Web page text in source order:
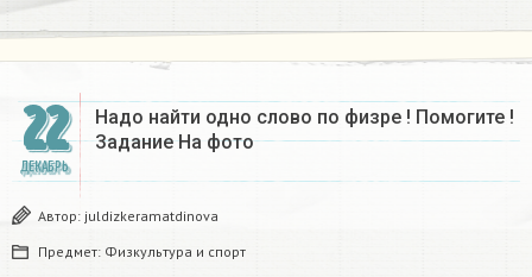
22
ДЕКАБРЬ
Надо найти одно слово по физре ! Помогите !
Задание На фото
Автор: juldizkeramatdinova
Предмет: Физкультура и спорт